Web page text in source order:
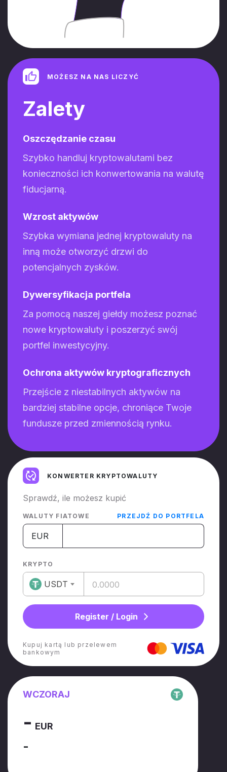
MOŻESZ NA NAS LICZYĆ
Zalety
Oszczędzanie czasu
Szybko handluj kryptowalutami bez
konieczności ich konwertowania na walutę
fiducjarną.
Wzrost aktywów
Szybka wymiana jednej kryptowaluty na
inną może otworzyć drzwi do
potencjalnych zysków.
Dywersyfikacja portfela
Za pomocą naszej giełdy możesz poznać
nowe kryptowaluty i poszerzyć swój
portfel inwestycyjny.
Ochrona aktywów kryptograficznych
Przejście z niestabilnych aktywów na
bardziej stabilne opcje, chroniące Twoje
fundusze przed zmiennością rynku.
KONWERTER KRYPTOWALUTY
Sprawdź, ile możesz kupić
WALUTY FIATOWE PRZEJDŹ DO PORTFELA
EUR
KRYPTO
USDT
Register / Login
Kupuj kartą lub przelewem
bankowym
WCZORAJ
- EUR
-